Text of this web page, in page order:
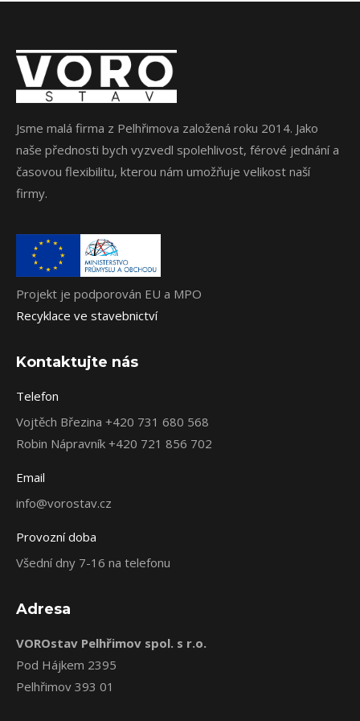
Jsme malá firma z Pelhřimova založená roku 2014. Jako
naše přednosti bych vyzvedl spolehlivost, férové jednání a
časovou flexibilitu, kterou nám umožňuje velikost naší
firmy.
Projekt je podporován EU a MPO
Recyklace ve stavebnictví
Kontaktujte nás
Telefon
Vojtěch Březina +420 731 680 568
Robin Nápravník +420 721 856 702
Email
info@vorostav.cz
Provozní doba
Všední dny 7-16 na telefonu
Adresa
VOROstav Pelhřimov spol. s r.o.
Pod Hájkem 2395
Pelhřimov 393 01